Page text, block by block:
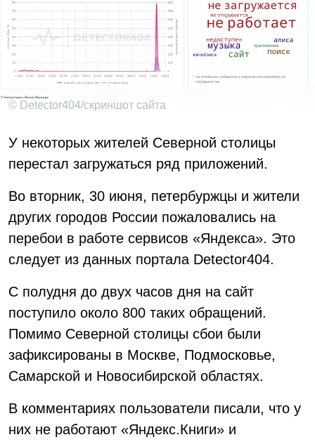
© Detector404/скриншот сайта
У некоторых жителей Северной столицы
перестал загружаться ряд приложений.
Во вторник, 30 июня, петербуржцы и жители
других городов России пожаловались на
перебои в работе сервисов «Яндекса». Это
следует из данных портала Detector404.
С полудня до двух часов дня на сайт
поступило около 800 таких обращений.
Помимо Северной столицы сбои были
зафиксированы в Москве, Подмосковье,
Самарской и Новосибирской областях.
В комментариях пользователи писали, что у
них не работают «Яндекс.Книги» и